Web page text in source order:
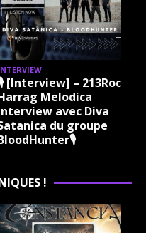
[Interview] – 213Rock
Melodica
avec Diva
du groupe
!